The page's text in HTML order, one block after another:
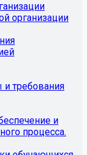
организации
и требования
и
процесса.